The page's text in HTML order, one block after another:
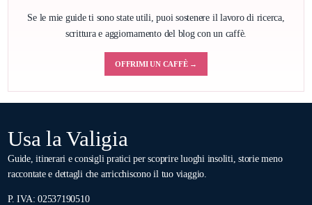
Se le mie guide ti sono state utili, puoi sostenere il lavoro di ricerca,
scrittura e aggiornamento del blog con un caffè.
OFFRIMI UN CAFFÈ →
Usa la Valigia
Guide, itinerari e consigli pratici per scoprire luoghi insoliti, storie meno
raccontate e dettagli che arricchiscono il tuo viaggio.
P. IVA: 02537190510